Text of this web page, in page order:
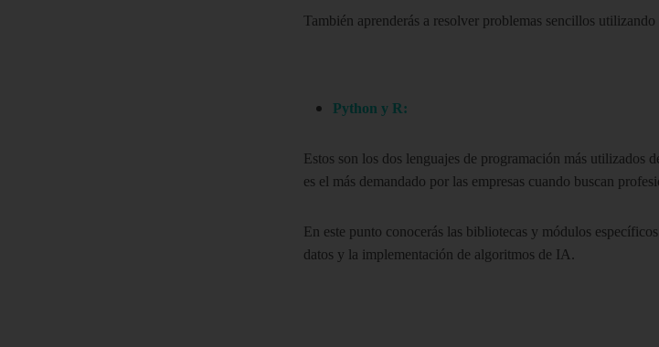
También aprenderás a resolver problemas sencillos
Python y R:
Estos son los dos lenguajes de programación más utilizados
es el más demandado por las empresas cuando buscan
En este punto conocerás las bibliotecas y módulos
datos y la implementación de algoritmos de IA.